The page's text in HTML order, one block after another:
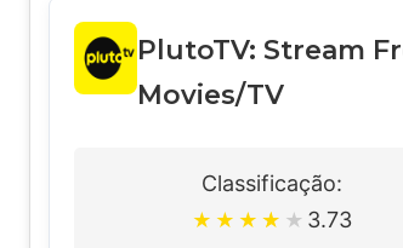
PlutoTV: Stream
Movies/TV
Classificação:
★ ★ ★ ★ ★ 3.73